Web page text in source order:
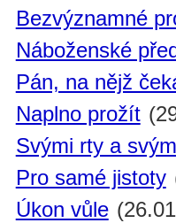
Bezvýznamné
Náboženské
Pán, na nějž
Naplno prožít
Svými rty a
Pro samé jistoty
Úkon vůle